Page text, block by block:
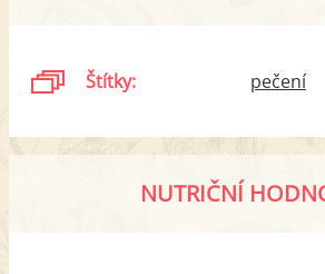
Štítky: pečení
NUTRIČNÍ